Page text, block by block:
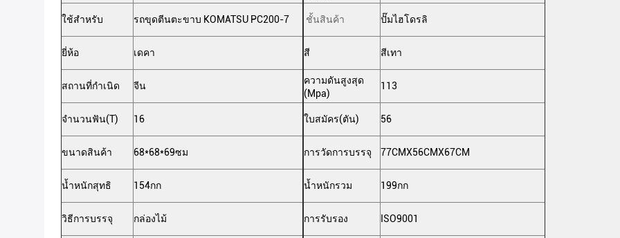
ใช้สำหรับ รถขุดตีนตะขาบ KOMATSU PC200-7
ยี่ห้อ เดคา
สถานที่กำเนิด จีน
จำนวนฟัน(T) 16
ขนาดสินค้า 68*68*69ซม
น้ำหนักสุทธิ 154กก
วิธีการบรรจุ กล่องไม้
ชั้นสินค้า ปั๊มไฮโดรลิ
สี สีเทา
ความดันสูงสุด
(Mpa)
113
ใบสมัคร(ตัน) 56
การวัดการบรรจุ 77CMX56CMX67CM
น้ำหนักรวม 199กก
การรับรอง ISO9001